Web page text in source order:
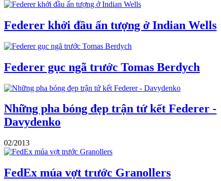
Federer khởi đầu ấn tượng ở Indian Wells
Federer gục ngã trước Tomas Berdych
Những pha bóng đẹp trận tứ kết Federer -
Davydenko
02/2013
FedEx múa vợt trước Granollers